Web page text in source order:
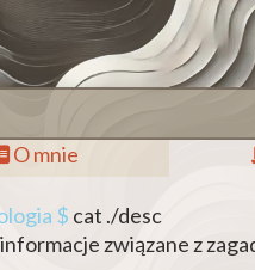
O mnie
$ cat ./desc
związane z